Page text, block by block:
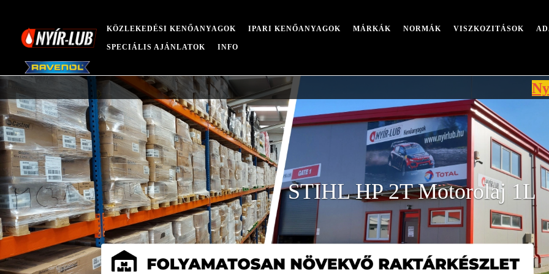
KÖZLEKEDÉSI KENŐANYAGOK IPARI KENŐANYAGOK MÁRKÁK NORMÁK VISZKOZITÁSOK
SPECIÁLIS AJÁNLATOK INFO
Nyári
STIHL HP 2T Motorolaj 1L